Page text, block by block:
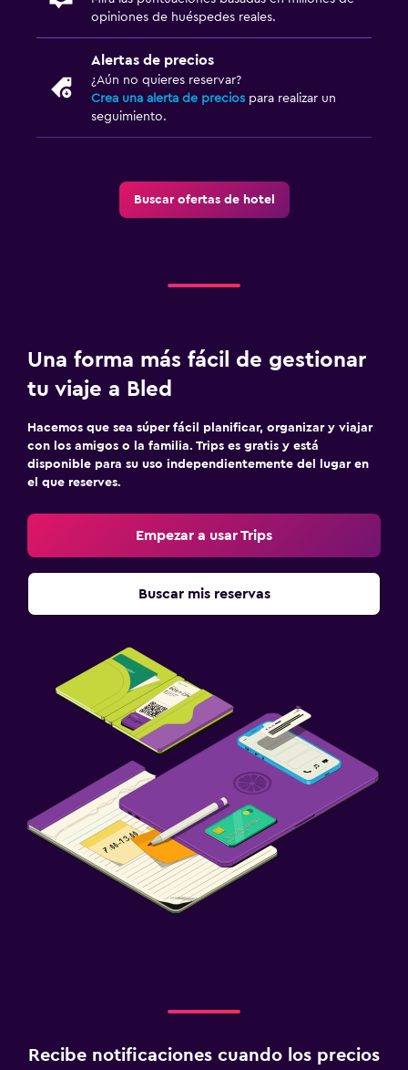
Piscina climatizada
Piscina (cubierta)
Servicio de traslado (cargo adicional)
Terraza/patio
Sillas de playa
Terraza
Lavandería
Servicio de planchado
Habitación
Sofá cama
Armario o clóset
Cuna/cama nido disponibles
Comidas para niños
Buffet infantil
opiniones de huéspedes reales.
Alertas de precios
¿Aún no quieres reservar?
Crea una alerta de precios para realizar un
seguimiento.
Buscar ofertas de hotel
Una forma más fácil de gestionar
tu viaje a Bled
Hacemos que sea súper fácil planificar, organizar y viajar
con los amigos o la familia. Trips es gratis y está
disponible para su uso independientemente del lugar en
el que reserves.
Empezar a usar Trips
Buscar mis reservas
Recibe notificaciones cuando los precios